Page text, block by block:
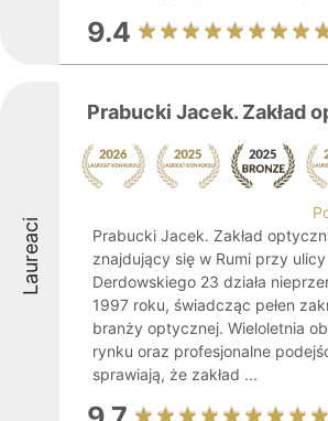
9.4
Laureaci
Prabucki Jacek. Zakład
Prabucki Jacek. Zakład
znajdujący się w Rumi przy ulicy
Derdowskiego 23 działa
1997 roku, świadcząc pełen
branży optycznej. Wieloletnia
rynku oraz profesjonalne
sprawiają, że zakład ...